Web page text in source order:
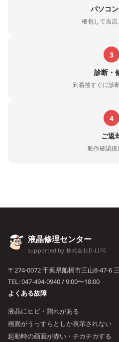
パソコ
梱包して当店
3
診断・
到着後すぐに診
4
ご返
動作確認後
液晶修理センター
supported by 株式会社D-LIFE
〒274-0072 千葉県船橋市三山8-47-6
TEL:047-494-0940/ 9:00〜18:00
よくある故障
液晶にヒビ・割れがある
画面がうっすらとしか表示されない
起動時の画面が赤い・チカチカする